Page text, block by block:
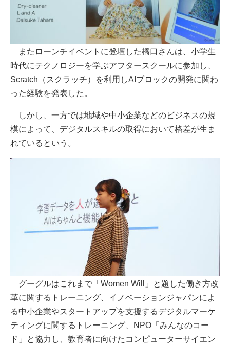
またローンチイベントに登壇した橋口さんは、小学生
時代にテクノロジーを学ぶアフタースクールに参加し、
Scratch（スクラッチ）を利用しAIブロックの開発に関わ
った経験を発表した。
しかし、一方では地域や中小企業などのビジネスの規
模によって、デジタルスキルの取得において格差が生ま
れているという。
グーグルはこれまで「Women Will」と題した働き方改
革に関するトレーニング、イノベーションジャパンによ
る中小企業やスタートアップを支援するデジタルマーケ
ティングに関するトレーニング、NPO「みんなのコー
ド」と協力し、教育者に向けたコンピューターサイエン